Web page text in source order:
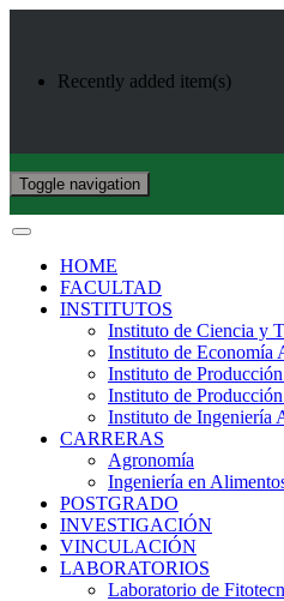
Recently added item(s)
Toggle navigation
HOME
FACULTAD
INSTITUTOS
Instituto de Ciencia y
Instituto de Economía
Instituto de
Instituto de
Instituto de Ingeniería
CARRERAS
Agronomía
Ingeniería en
POSTGRADO
INVESTIGACIÓN
VINCULACIÓN
LABORATORIOS
Laboratorio de